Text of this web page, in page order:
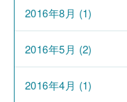
2016年8月 (1)
2016年5月 (2)
2016年4月 (1)